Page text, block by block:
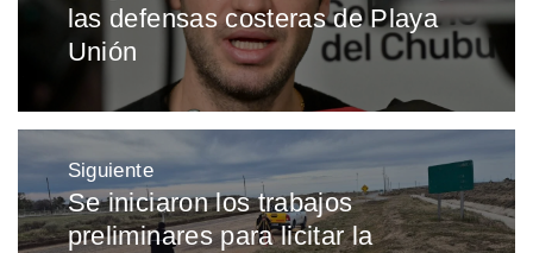
las defensas costeras de Playa
Unión
Siguiente
Entrada
siguiente:
Se iniciaron los trabajos
preliminares para licitar la